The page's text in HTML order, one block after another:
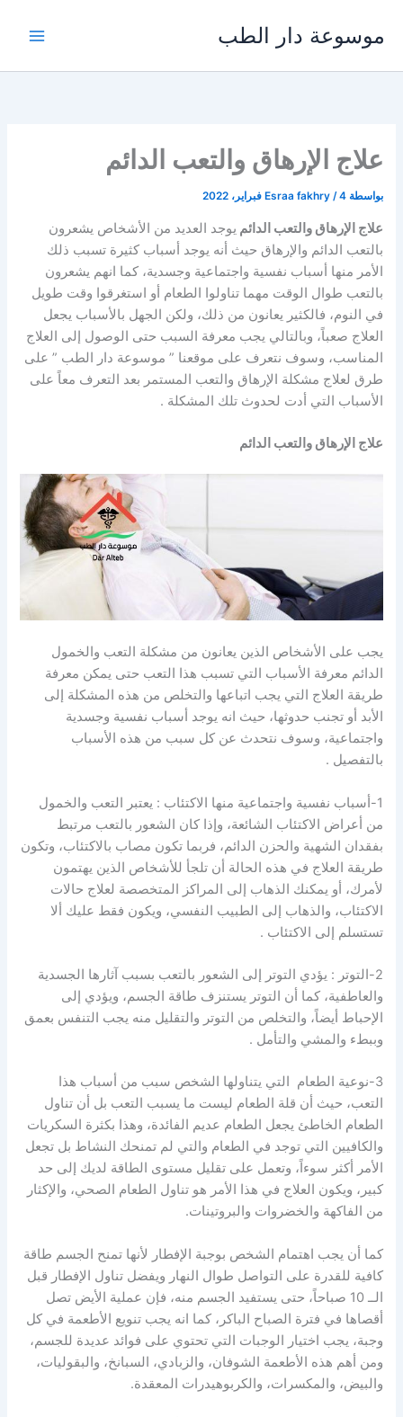
المحتوى
موسوعة دار الطب
علاج الإرهاق والتعب الدائم
بواسطة Esraa fakhry /4 فبراير، 2022
علاج الإرهاق والتعب الدائم يوجد العديد من الأشخاص يشعرون
بالتعب الدائم والإرهاق حيث أنه يوجد أسباب كثيرة تسبب ذلك
الأمر منها أسباب نفسية واجتماعية وجسدية، كما انهم يشعرون
بالتعب طوال الوقت مهما تناولوا الطعام أو استغرقوا وقت طويل
في النوم، فالكثير يعانون من ذلك، ولكن الجهل بالأسباب يجعل
العلاج صعباً، وبالتالي يجب معرفة السبب حتى الوصول إلى العلاج
المناسب، وسوف نتعرف على موقعنا ” موسوعة دار الطب ” على
طرق لعلاج مشكلة الإرهاق والتعب المستمر بعد التعرف معاً على
الأسباب التي أدت لحدوث تلك المشكلة .
علاج الإرهاق والتعب الدائم
يجب على الأشخاص الذين يعانون من مشكلة التعب والخمول
الدائم معرفة الأسباب التي تسبب هذا التعب حتى يمكن معرفة
طريقة العلاج التي يجب اتباعها والتخلص من هذه المشكلة إلى
الأبد أو تجنب حدوثها، حيث انه يوجد أسباب نفسية وجسدية
واجتماعية، وسوف نتحدث عن كل سبب من هذه الأسباب
بالتفصيل .
1-أسباب نفسية واجتماعية منها الاكتئاب : يعتبر التعب والخمول
من أعراض الاكتئاب الشائعة، وإذا كان الشعور بالتعب مرتبط
بفقدان الشهية والحزن الدائم، فربما تكون مصاب بالاكتئاب، وتكون
طريقة العلاج في هذه الحالة أن تلجأ للأشخاص الذين يهتمون
لأمرك، أو يمكنك الذهاب إلى المراكز المتخصصة لعلاج حالات
الاكتئاب، والذهاب إلى الطبيب النفسي، ويكون فقط عليك ألا
تستسلم إلى الاكتئاب .
2-التوتر : يؤدي التوتر إلى الشعور بالتعب بسبب آثارها الجسدية
والعاطفية، كما أن التوتر يستنزف طاقة الجسم، ويؤدي إلى
الإحباط أيضاً، والتخلص من التوتر والتقليل منه يجب التنفس بعمق
وببطء والمشي والتأمل .
3-نوعية الطعام التي يتناولها الشخص سبب من أسباب هذا
التعب، حيث أن قلة الطعام ليست ما يسبب التعب بل أن تناول
الطعام الخاطئ يجعل الطعام عديم الفائدة، وهذا بكثرة السكريات
والكافيين التي توجد في الطعام والتي لم تمنحك النشاط بل تجعل
الأمر أكثر سوءاً، وتعمل على تقليل مستوى الطاقة لديك إلى حد
كبير، ويكون العلاج في هذا الأمر هو تناول الطعام الصحي، والإكثار
من الفاكهة والخضروات والبروتينات.
كما أن يجب اهتمام الشخص بوجبة الإفطار لأنها تمنح الجسم طاقة
كافية للقدرة على التواصل طوال النهار ويفضل تناول الإفطار قبل
الــ 10 صباحاً، حتى يستفيد الجسم منه، فإن عملية الأيض تصل
أقصاها في فترة الصباح الباكر، كما انه يجب تنويع الأطعمة في كل
وجبة، يجب اختيار الوجبات التي تحتوي على فوائد عديدة للجسم،
ومن أهم هذه الأطعمة الشوفان، والزبادي، السبانخ، والبقوليات،
والبيض، والمكسرات، والكربوهيدرات المعقدة.